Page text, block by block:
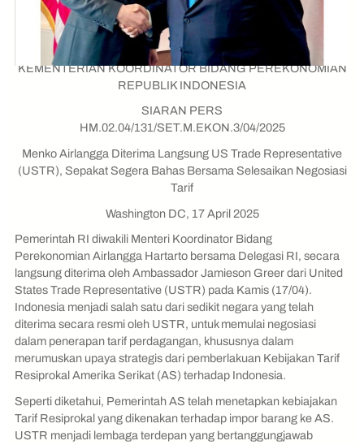
KEMENTERIAN KOORDINATOR BIDANG PEREKONOMIAN
REPUBLIK INDONESIA
SIARAN PERS
HM.02.04/131/SET.M.EKON.3/04/2025
Menko Airlangga Diterima Langsung US Trade Representative
(USTR), Sepakat Segera Bahas Bersama Selesaikan Negosiasi
Tarif
Washington DC, 17 April 2025
Pemerintah RI diwakili Menteri Koordinator Bidang
Perekonomian Airlangga Hartarto bersama Delegasi RI, secara
langsung diterima oleh Ambassador Jamieson Greer dari United
States Trade Representative (USTR) pada Kamis (17/04).
Indonesia menjadi salah satu dari sedikit negara yang telah
diterima secara resmi oleh USTR, untuk memulai negosiasi
dalam penerapan tarif perdagangan, khususnya dalam
merumuskan upaya strategis dari pemberlakuan Kebijakan Tarif
Resiprokal Amerika Serikat (AS) terhadap Indonesia.
Seperti diketahui, Pemerintah AS telah menetapkan kebiajakan
Tarif Resiprokal yang dikenakan terhadap impor barang ke AS.
USTR menjadi lembaga terdepan yang bertanggungjawab